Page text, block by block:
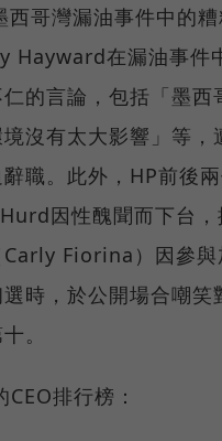
哥灣漏油事件中的糟
Hayward在漏油事件
的言論，包括「墨西
沒有太大影響」等，
職。此外，HP前後
因性醜聞而下台，
Carly Fiorina）因參與
時，於公開場合嘲笑
。
排行榜：